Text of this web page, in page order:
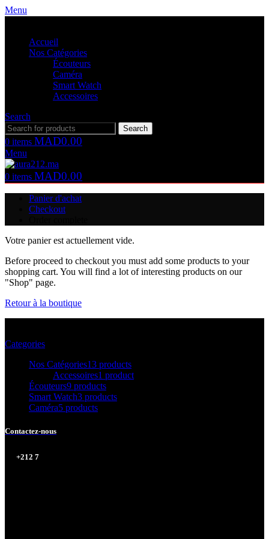
Menu
Accueil
Nos Catégories
Écouteurs
Caméra
Smart Watch
Accessoires
Search
Search
0 items MAD0.00
Menu
0 items MAD0.00
Panier d'achat
Checkout
Votre panier est actuellement vide.
Before proceed to checkout you must add some products to your
shopping cart. You will find a lot of interesting products on our
"Shop" page.
Retour à la boutique
Categories
Nos Catégories13 products
Accessoires1 product
Écouteurs9 products
Smart Watch3 products
Caméra5 products
Contactez-nous
+212 7